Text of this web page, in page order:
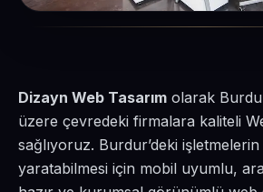
Dizayn Web Tasarım olarak
üzere çevredeki firmalara kaliteli
sağlıyoruz. Burdur’deki
yaratabilmesi için mobil uyumlu,